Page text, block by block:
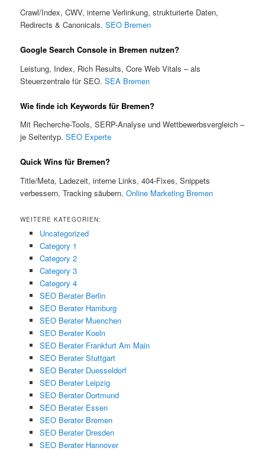
Crawl/Index, CWV, interne Verlinkung, strukturierte Daten,
Redirects & Canonicals.SEO Bremen
Google Search Console in Bremen nutzen?
Leistung, Index, Rich Results, Core Web Vitals – als
Steuerzentrale für SEO.SEA Bremen
Wie finde ich Keywords für Bremen?
Mit Recherche-Tools, SERP-Analyse und Wettbewerbsvergleich –
je Seitentyp.SEO Experte
Quick Wins für Bremen?
Title/Meta, Ladezeit, interne Links, 404-Fixes, Snippets
verbessern, Tracking säubern.Online Marketing Bremen
WEITERE KATEGORIEN:
Uncategorized
Category 1
Category 2
Category 3
Category 4
SEO Berater Berlin
SEO Berater Hamburg
SEO Berater Muenchen
SEO Berater Koeln
SEO Berater Frankfurt Am Main
SEO Berater Stuttgart
SEO Berater Duesseldorf
SEO Berater Leipzig
SEO Berater Dortmund
SEO Berater Essen
SEO Berater Bremen
SEO Berater Dresden
SEO Berater Hannover